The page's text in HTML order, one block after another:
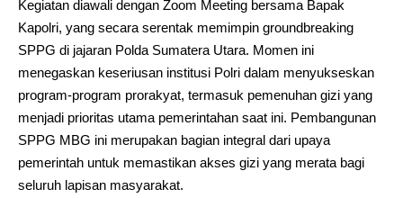
Kegiatan diawali dengan Zoom Meeting bersama Bapak
Kapolri, yang secara serentak memimpin groundbreaking
SPPG di jajaran Polda Sumatera Utara. Momen ini
menegaskan keseriusan institusi Polri dalam menyukseskan
program-program prorakyat, termasuk pemenuhan gizi yang
menjadi prioritas utama pemerintahan saat ini. Pembangunan
SPPG MBG ini merupakan bagian integral dari upaya
pemerintah untuk memastikan akses gizi yang merata bagi
seluruh lapisan masyarakat.